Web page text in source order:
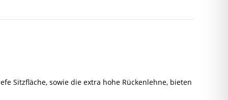
Sitzfläche, sowie die extra hohe Rückenlehne, bieten